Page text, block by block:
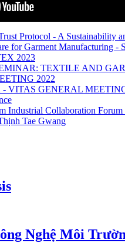
Protocol - A Sustainability
for Garment Manufacturing
2023
TEXTILE AND
2022
VITAS GENERAL
Industrial Collaboration
Tae Gwang
Nghệ Môi